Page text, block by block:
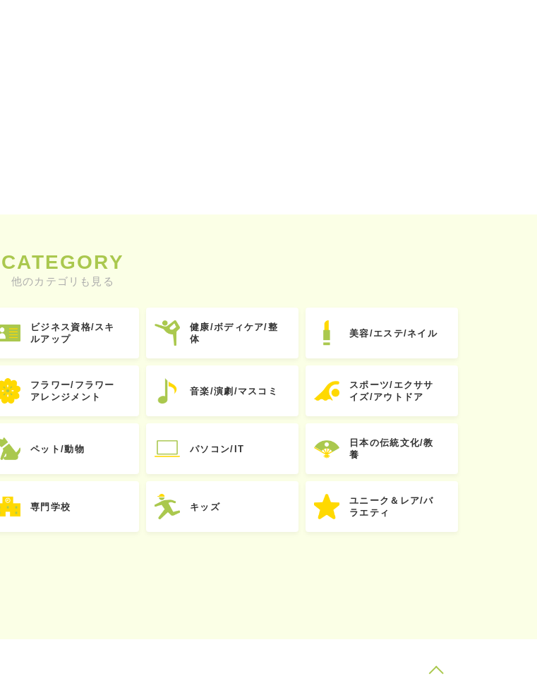
CATEGORY
他のカテゴリも見る
ビジネス資格/スキ
ルアップ
健康/ボディケア/整
体
美容/エステ/ネイル
フラワー/フラワー
アレンジメント
音楽/演劇/マスコミ
スポーツ/エクササ
イズ/アウトドア
ペット/動物 パソコン/IT
日本の伝統文化/教
養
専門学校 キッズ
ユニーク＆レア/バ
ラエティ